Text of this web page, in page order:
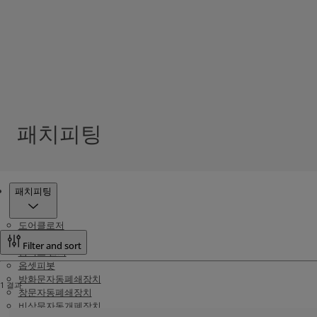
패치피팅
품
패치피팅
도어클로저
플로어힌지
컴팩트 힌지
옵셋피봇
방화문자동폐쇄장치
창문자동폐쇄장치
비상문자동개폐장치
Filter and sort
1 결과